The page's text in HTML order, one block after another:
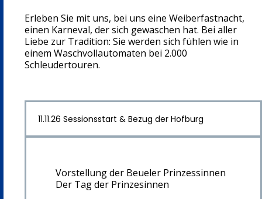
Erleben Sie mit uns, bei uns eine Weiberfastnacht,
einen Karneval, der sich gewaschen hat. Bei aller
Liebe zur Tradition: Sie werden sich fühlen wie in
einem Waschvollautomaten bei 2.000
Schleudertouren.
11.11.26 Sessionsstart & Bezug der Hofburg
Vorstellung der Beueler Prinzessinnen
Der Tag der Prinzesinnen